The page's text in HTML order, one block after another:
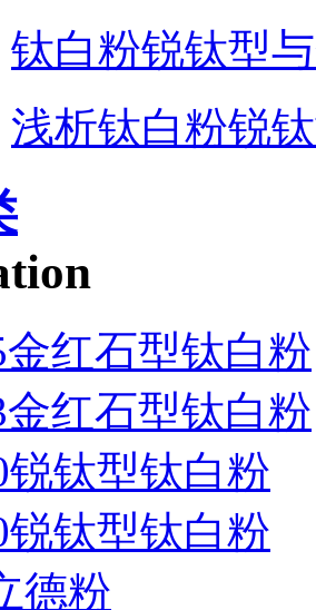
钛白粉锐钛型
浅析钛白粉锐
金红石型钛白粉
金红石型钛白粉
锐钛型钛白粉
锐钛型钛白粉
德粉